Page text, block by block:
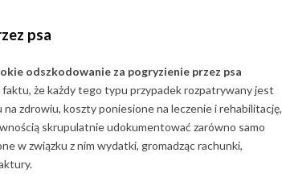
psa
odszkodowanie za pogryzienie przez psa
że każdy tego typu przypadek rozpatrywany jest
zdrowiu, koszty poniesione na leczenie i rehabilitację,
skrupulatnie udokumentować zarówno samo
w związku z nim wydatki, gromadząc rachunki,